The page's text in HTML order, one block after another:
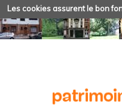
Les cookies assurent le bon